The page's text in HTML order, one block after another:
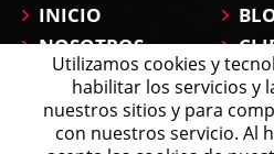
INICIO
NOSOTROS
ÁREAS DE
PRÁCTICA
PREGUNTAS
Utilizamos cookies y
habilitar los servicios y
nuestros sitios y para
con nuestros servicio. Al